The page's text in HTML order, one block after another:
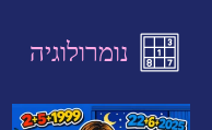
נומרולוגיה